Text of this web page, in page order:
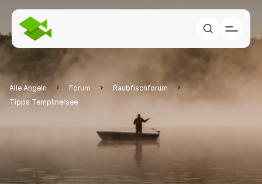
Alle Angeln Forum
Raubfischforum
Tipps Templinersee